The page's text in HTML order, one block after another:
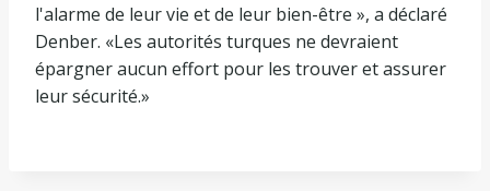
l'alarme de leur vie et de leur bien-être », a déclaré
Denber. «Les autorités turques ne devraient
épargner aucun effort pour les trouver et assurer
leur sécurité.»